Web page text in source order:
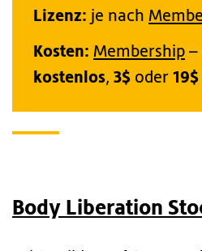
Lizenz: je nach
Kosten: Membership–
kostenlos, 3$oder 19$
Body Liberation